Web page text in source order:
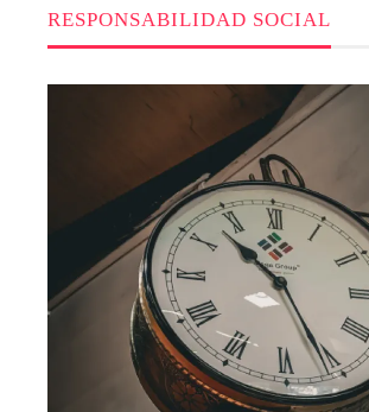
RESPONSABILIDAD SOCIAL